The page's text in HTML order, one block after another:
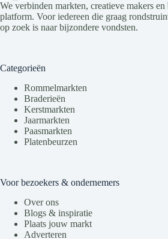
We verbinden markten, creatieve makers en
platform. Voor iedereen die graag
op zoek is naar bijzondere vondsten.
Categorieën
Rommelmarkten
Braderieën
Kerstmarkten
Jaarmarkten
Paasmarkten
Platenbeurzen
Voor bezoekers & ondernemers
Over ons
Blogs & inspiratie
Plaats jouw markt
Adverteren